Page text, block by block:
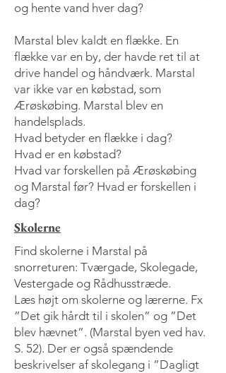
og hente vand hver dag?
Marstal blev kaldt en flække. En
flække var en by, der havde ret til at
drive handel og håndværk. Marstal
var ikke var en købstad, som
Ærøskøbing. Marstal blev en
handelsplads.
Hvad betyder en flække i dag?
Hvad er en købstad?
Hvad var forskellen på Ærøskøbing
og Marstal før? Hvad er forskellen i
dag?
Skolerne
Find skolerne i Marstal på
snorreturen: Tværgade, Skolegade,
Vestergade og Rådhusstræde.
Læs højt om skolerne og lærerne. Fx
”Det gik hårdt til i skolen” og ”Det
blev hævnet”. (Marstal byen ved hav.
S. 52). Der er også spændende
beskrivelser af skolegang i ”Dagligt